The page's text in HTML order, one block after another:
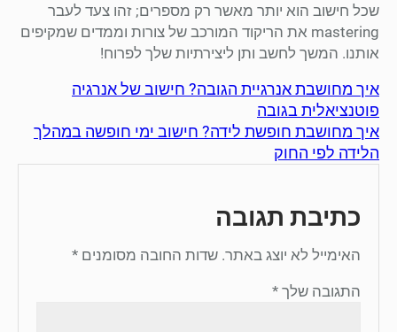
שכל חישוב הוא יותר מאשר רק מספרים; זהו צעד לעבר
mastering את הריקוד המורכב של צורות וממדים שמקיפים
אותנו. המשך לחשב ותן ליצירתיות שלך לפרוח!
איך מחושבת אנרגיית הגובה? חישוב של אנרגיה
פוטנציאלית בגובה
איך מחושבת חופשת לידה? חישוב ימי חופשה במהלך
הלידה לפי החוק
כתיבת תגובה
האימייל לא יוצג באתר. שדות החובה מסומנים *
התגובה שלך *